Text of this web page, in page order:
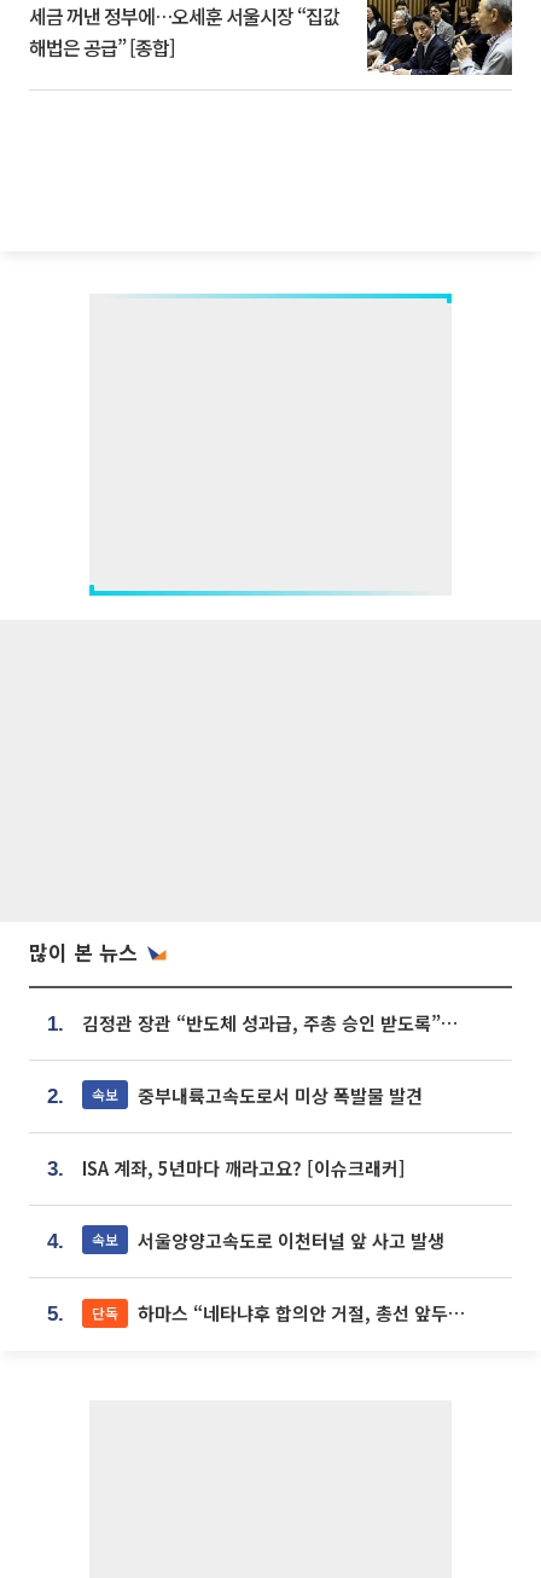
세금 꺼낸 정부에…오세훈 서울시장 “집값
해법은 공급” [종합]
많이 본 뉴스
1. 김정관 장관 “반도체 성과급, 주총 승인 받도록”…상법·자본시장법 개정 시사
2. 속보 중부내륙고속도로서 미상 폭발물 발견
3. ISA 계좌, 5년마다 깨라고요? [이슈크래커]
4. 속보 서울양양고속도로 이천터널 앞 사고 발생
5. 단독 하마스 “네타냐후 합의안 거절, 총선 앞두고 시간 끌기”